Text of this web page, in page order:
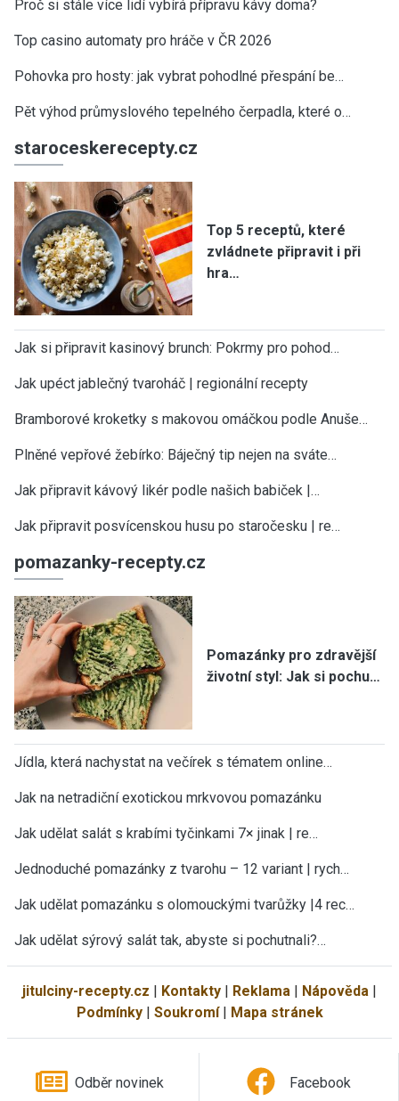
Proč si stále více lidí vybírá přípravu kávy doma?
Top casino automaty pro hráče v ČR 2026
Pohovka pro hosty: jak vybrat pohodlné přespání be…
Pět výhod průmyslového tepelného čerpadla, které o…
staroceskerecepty.cz
Top 5 receptů, které
zvládnete připravit i při
hra…
Jak si připravit kasinový brunch: Pokrmy pro pohod…
Jak upéct jablečný tvaroháč | regionální recepty
Bramborové kroketky s makovou omáčkou podle Anuše…
Plněné vepřové žebírko: Báječný tip nejen na sváte…
Jak připravit kávový likér podle našich babiček |…
Jak připravit posvícenskou husu po staročesku | re…
pomazanky-recepty.cz
Pomazánky pro zdravější
životní styl: Jak si pochu…
Jídla, která nachystat na večírek s tématem online…
Jak na netradiční exotickou mrkvovou pomazánku
Jak udělat salát s krabími tyčinkami 7× jinak | re…
Jednoduché pomazánky z tvarohu – 12 variant | rych…
Jak udělat pomazánku s olomouckými tvarůžky |4 rec…
Jak udělat sýrový salát tak, abyste si pochutnali?…
jitulciny-recepty.cz | Kontakty | Reklama | Nápověda |
Podmínky| Soukromí| Mapa stránek
Odběr novinek Facebook